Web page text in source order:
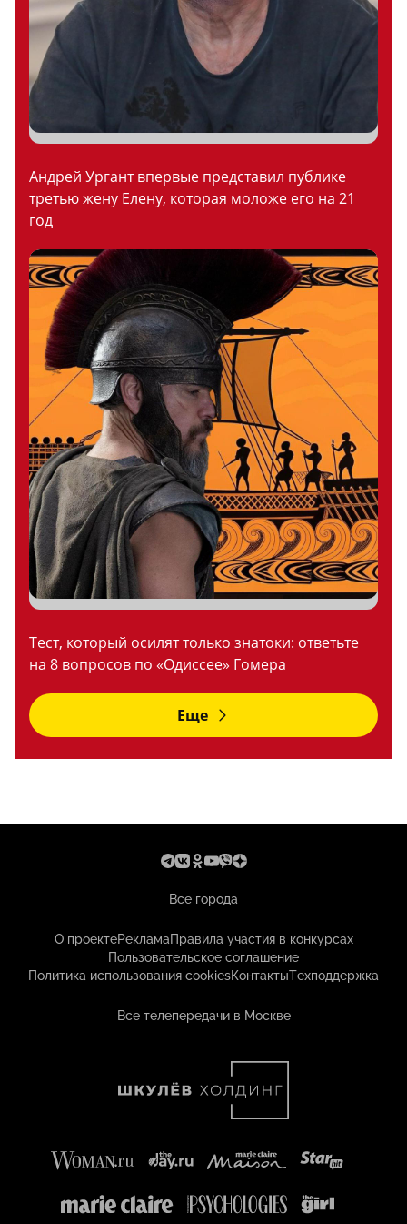
Андрей Ургант впервые представил публике
третью жену Елену, которая моложе его на 21
год
Тест, который осилят только знатоки: ответьте
на 8 вопросов по «Одиссее» Гомера
Еще
Все города
О проектеРекламаПравила участия в конкурсах
Пользовательское соглашение
Политика использования cookiesКонтактыТехподдержка
Все телепередачи в Москве